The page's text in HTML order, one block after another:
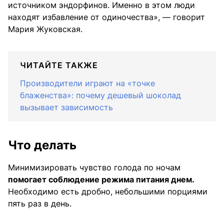
источником эндорфинов. Именно в этом люди
находят избавление от одиночества», — говорит
Мария Жуковская.
ЧИТАЙТЕ ТАКЖЕ
Производители играют на «точке
блаженства»: почему дешевый шоколад
вызывает зависимость
Что делать
Минимизировать чувство голода по ночам
помогает соблюдение режима питания днем.
Необходимо есть дробно, небольшими порциями
пять раз в день.